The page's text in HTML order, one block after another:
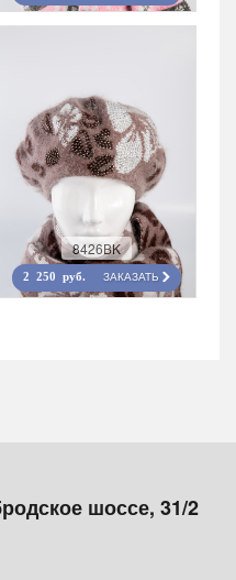
8426ВK
2 250 руб. ЗАКАЗАТЬ
шоссе, 31/2